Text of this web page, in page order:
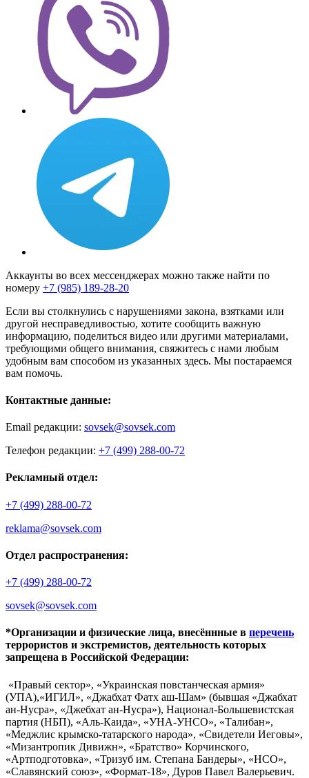
Аккаунты во всех мессенджерах можно также найти по
номеру +7 (985) 189-28-20
Если вы столкнулись с нарушениями закона, взятками или
другой несправедливостью, хотите сообщить важную
информацию, поделиться видео или другими материалами,
требующими общего внимания, свяжитесь с нами любым
удобным вам способом из указанных здесь. Мы постараемся
вам помочь.
Контактные данные:
Email редакции: sovsek@sovsek.com
Телефон редакции: +7 (499) 288-00-72
Рекламный отдел:
+7 (499) 288-00-72
reklama@sovsek.com
Отдел распространения:
+7 (499) 288-00-72
sovsek@sovsek.com
*Организации и физические лица, внесённные в перечень
террористов и экстремистов, деятельность которых
запрещена в Российской Федерации:
«Правый сектор», «Украинская повстанческая армия»
(УПА),«ИГИЛ», «Джабхат Фатх аш-Шам» (бывшая «Джабхат
ан-Нусра», «Джебхат ан-Нусра»), Национал-Большевистская
партия (НБП), «Аль-Каида», «УНА-УНСО», «Талибан»,
«Меджлис крымско-татарского народа», «Свидетели Иеговы»,
«Мизантропик Дивижн», «Братство» Корчинского,
«Артподготовка», «Тризуб им. Степана Бандеры», «НСО»,
«Славянский союз», «Формат-18», Дуров Павел Валерьевич.